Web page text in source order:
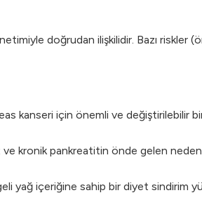
doğrudan ilişkilidir. Bazı riskler
kanseri için önemli ve değiştirilebilir
kronik pankreatitin önde gelen
yağ içeriğine sahip bir diyet sindirim